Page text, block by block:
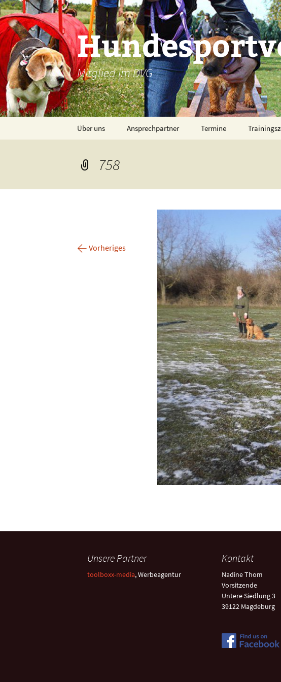
Zum
Inhalt
springen
Mitglied im DVG
Über uns Ansprechpartner Termine
758
← Vorheriges
Unsere Partner
toolboxx-media, Werbeagentur
Kontakt
Nadine Thom
Vorsitzende
Untere Siedlung 3
39122 Magdeburg